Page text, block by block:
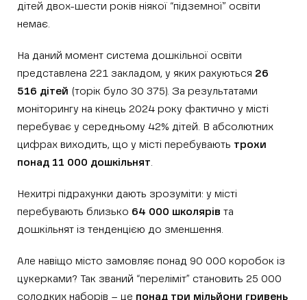
дітей двох-шести років ніякої “підземної” освіти
немає.
На даний момент система дошкільної освіти
представлена 221 закладом, у яких рахуються 26
516 дітей (торік було 30 375). За результатами
моніторингу на кінець 2024 року фактично у місті
перебуває у середньому 42% дітей. В абсолютних
цифрах виходить, що у місті перебувають трохи
понад 11 000 дошкільнят
Нехитрі підрахунки дають зрозуміти: у місті
перебувають близько 64 000 школярів та
дошкільнят із тенденцією до зменшення.
Але навіщо місто замовляє понад 90 000 коробок із
цукерками? Так званий “переліміт” становить 25 000
солодких наборів – це понад три мільйони гривень